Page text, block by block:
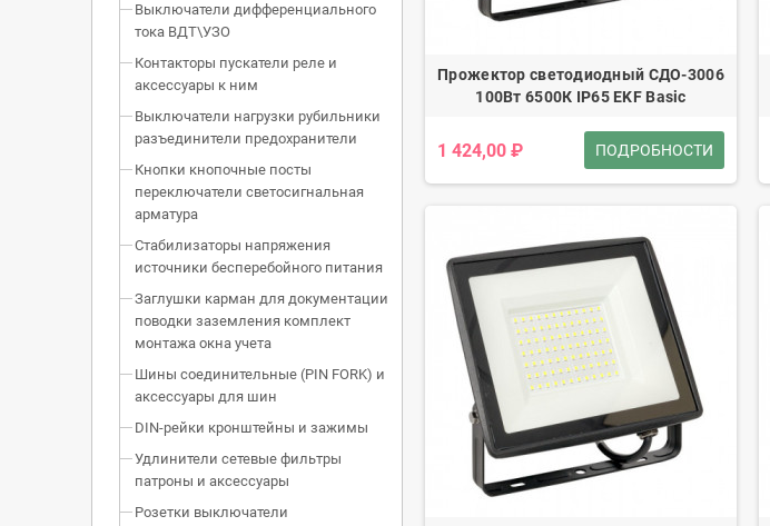
Выключатели дифференциального
тока ВДТ\УЗО
Контакторы пускатели реле и
аксессуары к ним
Выключатели нагрузки рубильники
разъединители предохранители
Кнопки кнопочные посты
переключатели светосигнальная
арматура
Стабилизаторы напряжения
источники бесперебойного питания
Заглушки карман для документации
поводки заземления комплект
монтажа окна учета
Шины соединительные (PIN FORK) и
аксессуары для шин
DIN-рейки кронштейны и зажимы
Удлинители сетевые фильтры
патроны и аксессуары
Розетки выключатели
Прожектор светодиодный СДО-3006
100Вт 6500К IP65 EKF Basic
1 424,00 ₽ ПОДРОБНОСТИ